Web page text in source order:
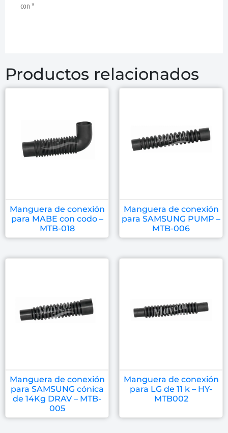
con *
Productos relacionados
Manguera de conexión
para MABE con codo –
MTB-018
Manguera de conexión
para SAMSUNG PUMP –
MTB-006
Manguera de conexión
para SAMSUNG cónica
de 14Kg DRAV – MTB-
005
Manguera de conexión
para LG de 11 k – HY-
MTB002